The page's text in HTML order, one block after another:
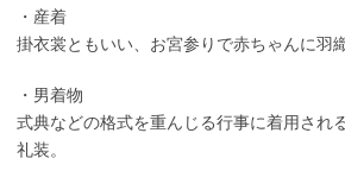
・産着
掛衣裳ともいい、お宮参りで赤ちゃんに羽
・男着物
式典などの格式を重んじる行事に着用され
礼装。